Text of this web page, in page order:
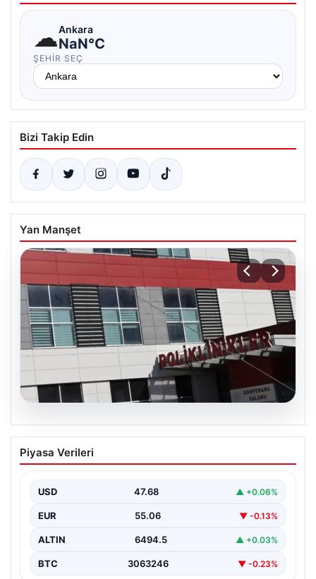
☁Ankara
NaN°C
ŞEHIR SEÇ
Bizi Takip Edin
Yan Manşet
05.08.2026
Osmaniye’de fabrikada yangın: 2 işçi
hayatını kaybetti
Piyasa Verileri
USD 47.68 ▲ +0.06%
EUR 55.06 ▼ -0.13%
ALTIN 6494.5 ▲ +0.03%
BTC 3063246 ▼ -0.23%